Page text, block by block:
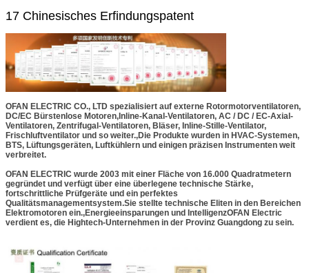
17 Chinesisches Erfindungspatent
OFAN ELECTRIC CO., LTD spezialisiert auf externe Rotormotorventilatoren,
DC/EC Bürstenlose Motoren, Inline-Kanal-Ventilatoren, AC / DC / EC-Axial-
Ventilatoren, Zentrifugal-Ventilatoren, Bläser, Inline-Stille-Ventilator,
Frischluftventilator und so weiter.,Die Produkte wurden in HVAC-Systemen,
BTS, Lüftungsgeräten, Luftkühlern und einigen präzisen Instrumenten weit
verbreitet.
OFAN ELECTRIC wurde 2003 mit einer Fläche von 16.000 Quadratmetern
gegründet und verfügt über eine überlegene technische Stärke,
fortschrittliche Prüfgeräte und ein perfektes
Qualitätsmanagementsystem.Sie stellte technische Eliten in den Bereichen
Elektromotoren ein.,Energieeinsparungen und IntelligenzOFAN Electric
verdient es, die Hightech-Unternehmen in der Provinz Guangdong zu sein.